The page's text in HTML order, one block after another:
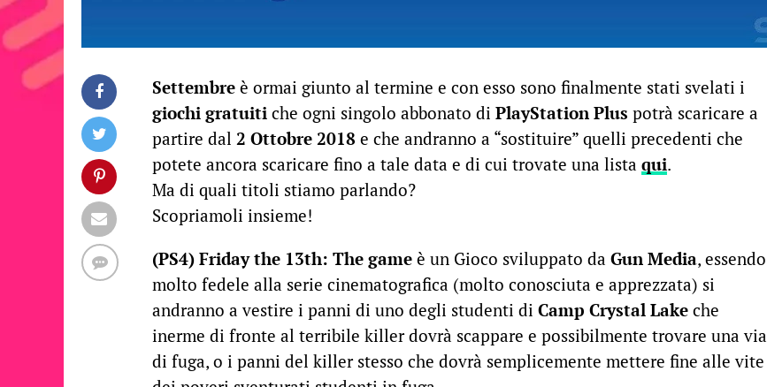
Settembre è ormai giunto al termine e con esso sono finalmente stati svelati i
giochi gratuiti che ogni singolo abbonato di PlayStation Plus potrà scaricare a
partire dal 2 Ottobre 2018 e che andranno a “sostituire” quelli precedenti che
potete ancora scaricare fino a tale data e di cui trovate una lista qui.
Ma di quali titoli stiamo parlando?
Scopriamoli insieme!
(PS4) Friday the 13th: The game è un Gioco sviluppato da Gun Media, essendo
molto fedele alla serie cinematografica (molto conosciuta e apprezzata) si
andranno a vestire i panni di uno degli studenti di Camp Crystal Lake che
inerme di fronte al terribile killer dovrà scappare e possibilmente trovare una via
di fuga, o i panni del killer stesso che dovrà semplicemente mettere fine alle vite